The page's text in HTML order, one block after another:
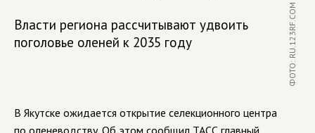
Власти региона рассчитывают удвоить
поголовье оленей к 2035 году
ФОТО: RU.123RF.COM
В Якутске ожидается открытие селекционного центра
по оленеводству. Об этом сообщил ТАСС главный